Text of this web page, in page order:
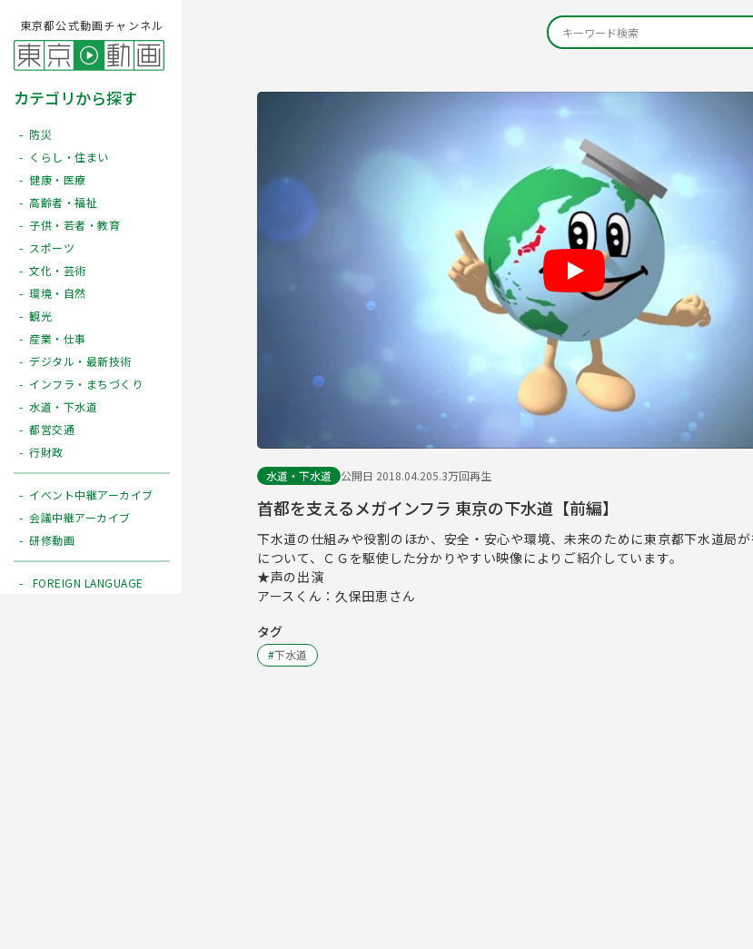
東京都公式動画チャンネル
カテゴリから探す
防災
くらし・住まい
健康・医療
高齢者・福祉
子供・若者・教育
スポーツ
文化・芸術
環境・自然
観光
産業・仕事
デジタル・最新技術
インフラ・まちづくり
水道・下水道
都営交通
行財政
イベント中継アーカイブ
会議中継アーカイブ
研修動画
FOREIGN LANGUAGE
水道・下水道 公開日 2018.04.205.3万回再生
首都を支えるメガインフラ 東京の下水道【前編】
下水道の仕組みや役割のほか、安全・安心や環境、未来のために東京都下水道局
について、ＣＧを駆使した分かりやすい映像によりご紹介しています。
★声の出演
アースくん：久保田恵さん
タグ
#下水道